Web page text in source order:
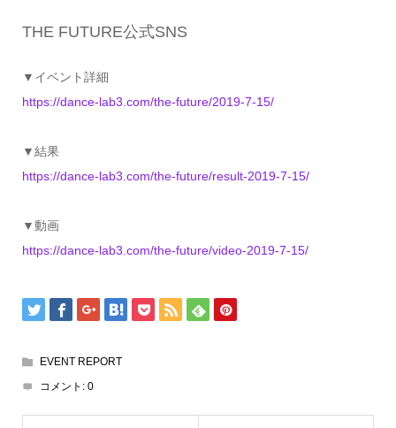
THE FUTURE公式SNS
▼イベント詳細
https://dance-lab3.com/the-future/2019-7-15/
▼結果
https://dance-lab3.com/the-future/result-2019-7-15/
▼動画
https://dance-lab3.com/the-future/video-2019-7-15/
EVENT REPORT
コメント: 0